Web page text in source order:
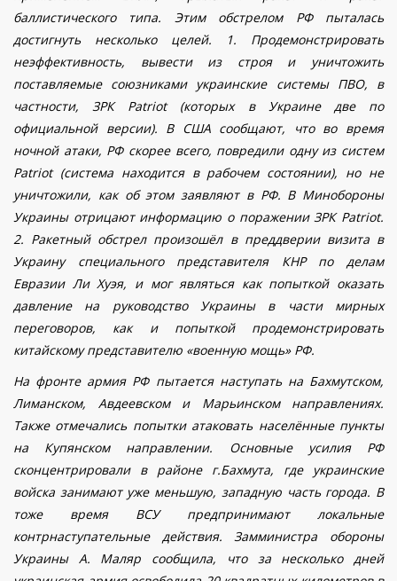
баллистического типа. Этим обстрелом РФ пыталась
достигнуть несколько целей. 1. Продемонстрировать
неэффективность, вывести из строя и уничтожить
поставляемые союзниками украинские системы ПВО, в
частности, ЗРК Patriot (которых в Украине две по
официальной версии). В США сообщают, что во время
ночной атаки, РФ скорее всего, повредили одну из систем
Patriot (система находится в рабочем состоянии), но не
уничтожили, как об этом заявляют в РФ. В Минобороны
Украины отрицают информацию о поражении ЗРК Patriot.
2. Ракетный обстрел произошёл в преддверии визита в
Украину специального представителя КНР по делам
Евразии Ли Хуэя, и мог являться как попыткой оказать
давление на руководство Украины в части мирных
переговоров, как и попыткой продемонстрировать
китайскому представителю «военную мощь» РФ.
На фронте армия РФ пытается наступать на Бахмутском,
Лиманском, Авдеевском и Марьинском направлениях.
Также отмечались попытки атаковать населённые пункты
на Купянском направлении. Основные усилия РФ
сконцентрировали в районе г.Бахмута, где украинские
войска занимают уже меньшую, западную часть города. В
тоже время ВСУ предпринимают локальные
контрнаступательные действия. Замминистра обороны
Украины А. Маляр сообщила, что за несколько дней